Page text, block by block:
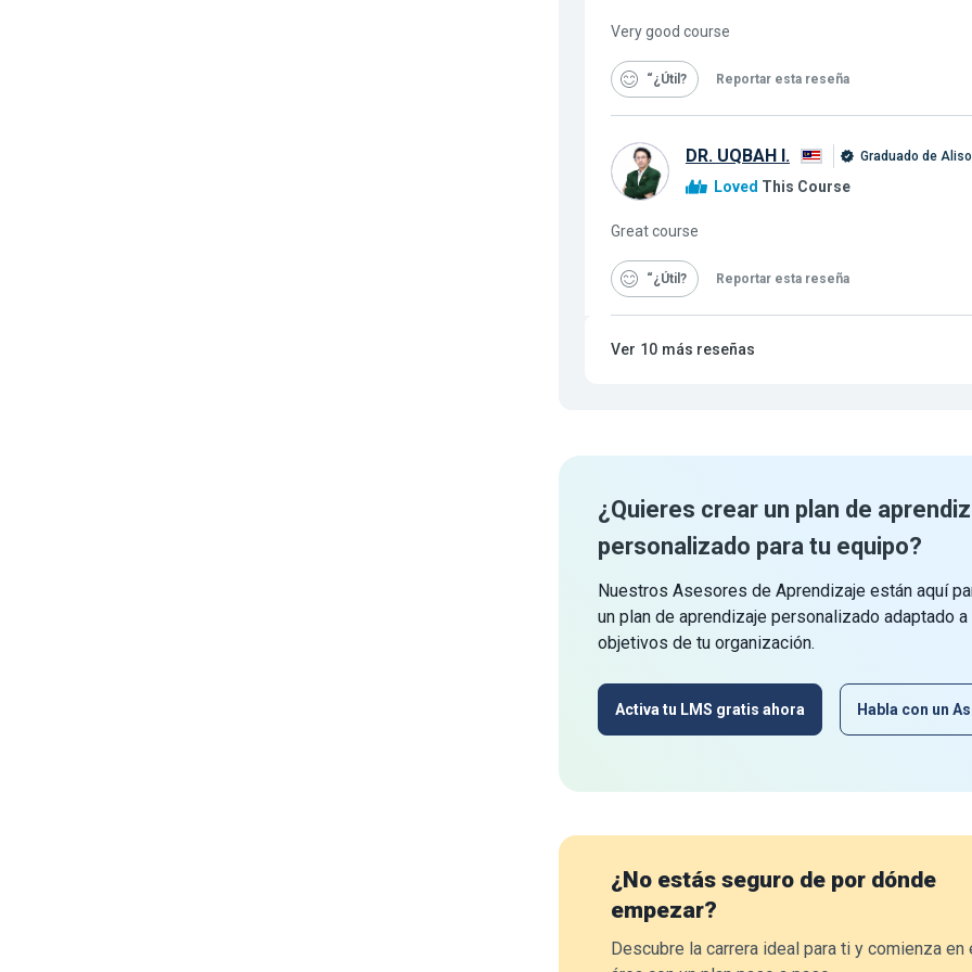
Very good course
“¿Útil Reportar esta reseña
DR. UQBAH I. Graduado de
Loved This Course
Great course
“¿Útil Reportar esta reseña
Ver 10 más reseñas
¿Quieres crear un plan de
personalizado para tu equipo?
Nuestros Asesores de Aprendizaje están aquí
un plan de aprendizaje personalizado adaptado
objetivos de tu organización.
Activa tu LMS gratis ahora Habla con un
¿No estás seguro de por dónde
empezar?
Descubre la carrera ideal para ti y comienza en